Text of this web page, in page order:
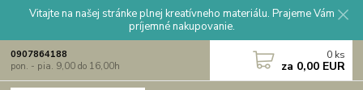
Vitajte na našej stránke plnej kreatívneho materiálu. Prajeme Vám
príjemné nakupovanie.
0907864188
pon. - pia. 9,00 do 16,00h
0 ks
za 0,00 EUR